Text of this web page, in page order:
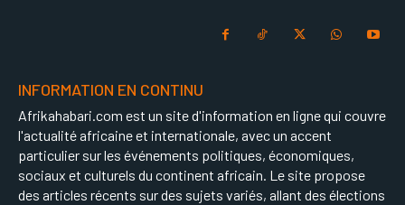
INFORMATION EN CONTINU
Afrikahabari.com est un site d'information en ligne qui couvre
l'actualité africaine et internationale, avec un accent
particulier sur les événements politiques, économiques,
sociaux et culturels du continent africain. Le site propose
des articles récents sur des sujets variés, allant des élections